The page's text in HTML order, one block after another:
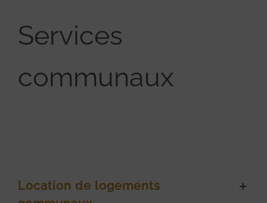
Services
communaux
Location de logements